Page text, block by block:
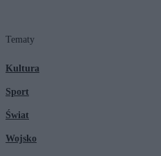
Tematy
Kultura
Sport
Świat
Wojsko